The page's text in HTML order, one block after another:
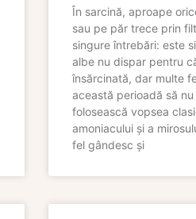
În sarcină, aproape
sau pe păr trece prin
singure întrebări: este
albe nu dispar pentru
însărcinată, dar multe
această perioadă să nu
folosească vopsea
amoniacului și a
fel gândesc și